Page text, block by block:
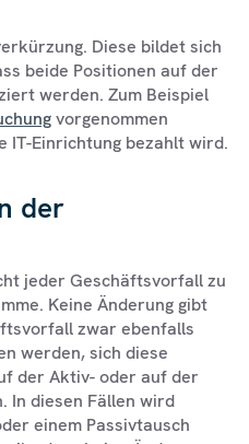
Diese bildet sich
beide Positionen auf der
werden. Zum Beispiel
vorgenommen
IT-Einrichtung bezahlt wird.
der
jeder Geschäftsvorfall zu
Keine Änderung gibt
zwar ebenfalls
werden, sich diese
der Aktiv- oder auf der
In diesen Fällen wird
einem Passivtausch